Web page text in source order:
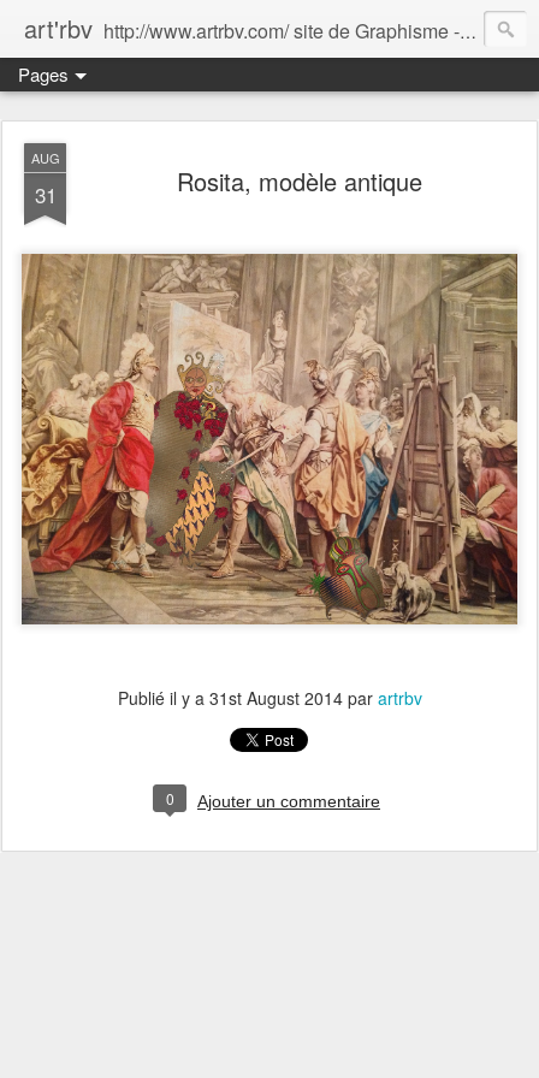
art'rbv http://www.artrbv.com/ site de Graphisme - Illustrations - Edition - Animations - Publicité
Pages
AUG
31 Rosita, modèle antique
Publié il y a 31st August 2014par artrbv
0 Ajouter un commentaire